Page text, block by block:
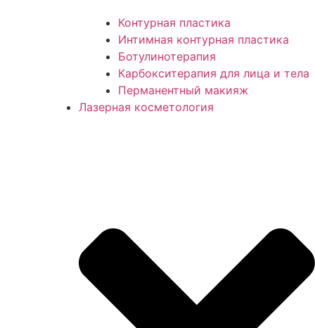
Контурная пластика
Интимная контурная пластика
Ботулинотерапия
Карбокситерапия для лица и тела
Перманентный макияж
Лазерная косметология